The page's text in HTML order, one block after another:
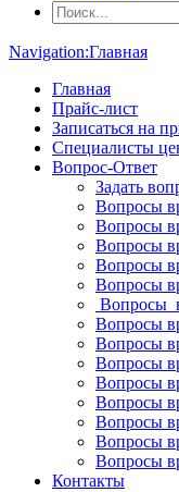
Navigation:Главная
Главная
Прайс-лист
Записаться на
Специалисты
Вопрос-Ответ
Задать
Вопросы
Вопросы
Вопросы
Вопросы
Вопросы
Вопросы
Вопросы
Вопросы
Вопросы
Вопросы
Вопросы
Вопросы
Вопросы
Вопросы
Контакты